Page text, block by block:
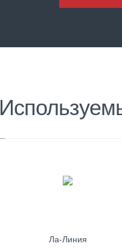
Ла-Линия